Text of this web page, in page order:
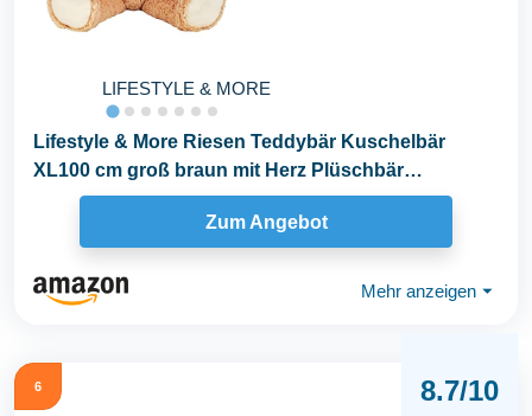
LIFESTYLE & MORE
Lifestyle & More Riesen Teddybär Kuschelbär
XL100 cm groß braun mit Herz Plüschbär
Kuscheltier...
Zum Angebot
Mehr anzeigen ⏷
6 8.7/10